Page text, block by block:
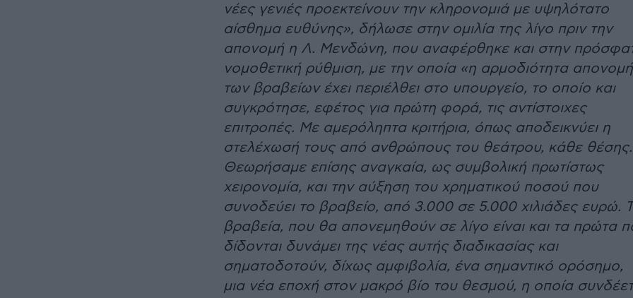
νέες γενιές προεκτείνουν την κληρονομιά με υψηλότατο
αίσθημα ευθύνης», δήλωσε στην ομιλία της λίγο πριν την
απονομή η Λ. Μενδώνη, που αναφέρθηκε και στην
νομοθετική ρύθμιση, με την οποία «η αρμοδιότητα
των βραβείων έχει περιέλθει στο υπουργείο, το οποίο και
συγκρότησε, εφέτος για πρώτη φορά, τις αντίστοιχες
επιτροπές. Με αμερόληπτα κριτήρια, όπως αποδεικνύει η
στελέχωσή τους από ανθρώπους του θεάτρου, κάθε θέσης.
Θεωρήσαμε επίσης αναγκαία, ως συμβολική πρωτίστως
χειρονομία, και την αύξηση του χρηματικού ποσού που
συνοδεύει το βραβείο, από 3.000 σε 5.000 χιλιάδες ευρώ.
βραβεία, που θα απονεμηθούν σε λίγο είναι και τα πρώτα
δίδονται δυνάμει της νέας αυτής διαδικασίας και
σηματοδοτούν, δίχως αμφιβολία, ένα σημαντικό ορόσημο,
μια νέα εποχή στον μακρό βίο του θεσμού, η οποία